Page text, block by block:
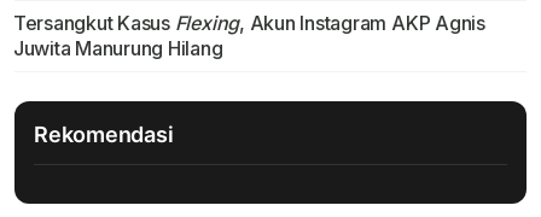
Tersangkut Kasus Flexing, Akun Instagram AKP Agnis
Juwita Manurung Hilang
Rekomendasi